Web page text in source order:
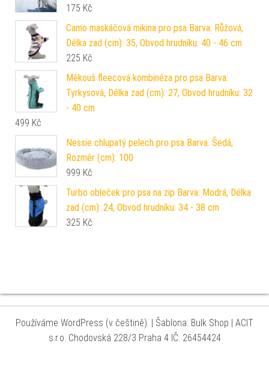
175 Kč
Camo maskáčová mikina pro psa Barva: Růžová,
Délka zad (cm): 35, Obvod hrudníku: 40 - 46 cm
225 Kč
Měkouš fleecová kombinéza pro psa Barva:
Tyrkysová, Délka zad (cm): 27, Obvod hrudníku: 32
- 40 cm
499 Kč
Nessie chlupatý pelech pro psa Barva: Šedá,
Rozměr (cm): 100
999 Kč
Turbo obleček pro psa na zip Barva: Modrá, Délka
zad (cm): 24, Obvod hrudníku: 34 - 38 cm
325 Kč
Používáme WordPress (v češtině). | Šablona: Bulk Shop | ACIT
s.r.o. Chodovská 228/3 Praha 4 IČ: 26454424